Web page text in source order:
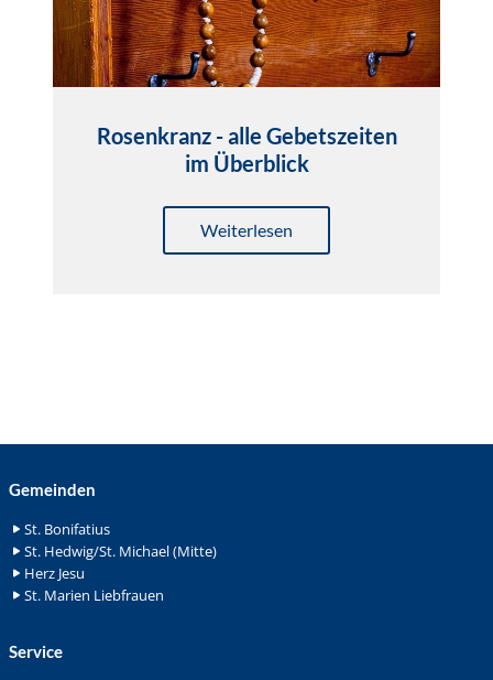
Rosenkranz - alle Gebetszeiten
im Überblick
Weiterlesen
Gemeinden
St. Bonifatius
St. Hedwig/St. Michael (Mitte)
Herz Jesu
St. Marien Liebfrauen
Service